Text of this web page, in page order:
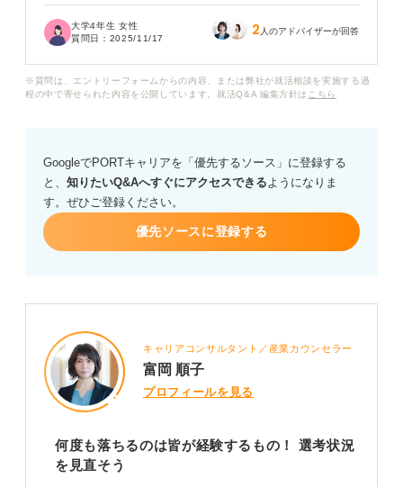
定になっています。この先どう就活を頑張れば良いのか
か？ 落ちる平均の数や、落ちたときにどのように気持ち
を立て直したら良いかアドバイスをお願いします。
大学4年生 女性
質問日： 2025/11/17 2 人のアドバイザーが回答
※質問は、エントリーフォームからの内容、または弊社が就活相談を実施する過
程の中で寄せられた内容を公開しています。就活Q&A 編集方針は こちら
GoogleでPORTキャリアを「優先するソース」に登録する
と、 知りたいQ&Aへすぐにアクセスできるようになりま
す。ぜひご登録ください。
優先ソースに登録する
キャリアコンサルタント／産業カウンセラー
富岡 順子
プロフィールを見る
何度も落ちるのは皆が経験するもの！ 選考状況
を見直そう